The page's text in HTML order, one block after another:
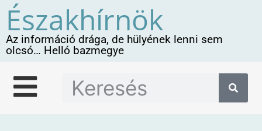
Északhírnök
Az információ drága, de hülyének lenni sem
olcsó… Helló bazmegye